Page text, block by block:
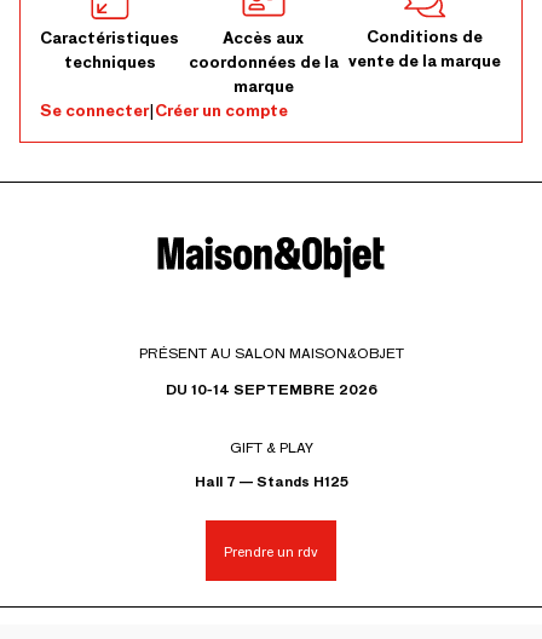
Caractéristiques
techniques
Accès aux
coordonnées de la
marque
Conditions de
vente de la marque
Se connecter|Créer un compte
PRÉSENT AU SALON MAISON&OBJET
DU 10-14 SEPTEMBRE 2026
GIFT & PLAY
Hall 7 — Stands H125
Prendre un rdv